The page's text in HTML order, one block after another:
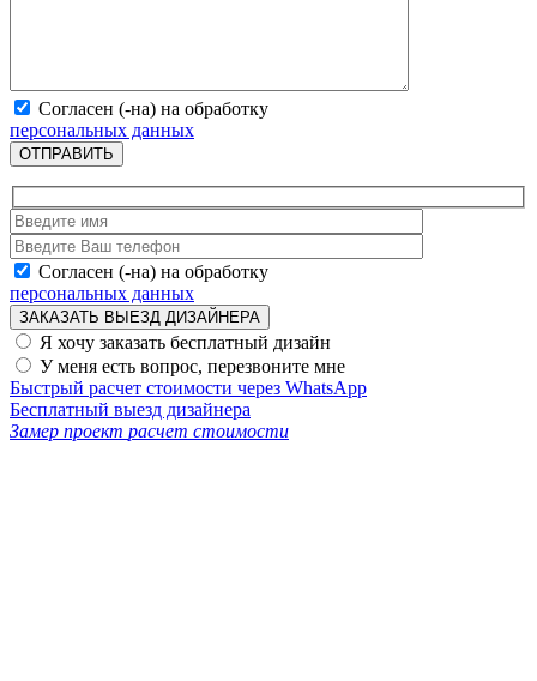
Согласен (-на) на обработку
персональных данных
ОТПРАВИТЬ
Согласен (-на) на обработку
персональных данных
ЗАКАЗАТЬ ВЫЕЗД ДИЗАЙНЕРА
Я хочу заказать бесплатный дизайн
У меня есть вопрос, перезвоните мне
Быстрый расчет стоимости через WhatsApp
Бесплатный выезд дизайнера
Замер проект расчет стоимости